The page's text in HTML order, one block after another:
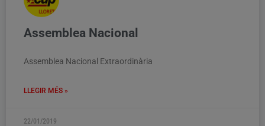
Assemblea Nacional
Assemblea Nacional Extraordinària
LLEGIR MÉS »
22/01/2019